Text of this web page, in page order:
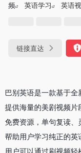
频
英语学习 英语
链接直达
巴别英语‌是一款基于
提供海量的美剧视频
免费资源，单句复读、
帮助用户学习纯正的英